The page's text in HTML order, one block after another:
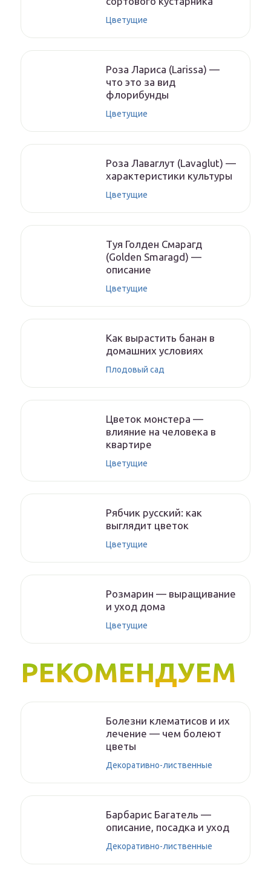
Цветущие
Роза Лариса (Larissa) —
что это за вид
флорибунды
Цветущие
Роза Лаваглут (Lavaglut) —
характеристики культуры
Цветущие
Туя Голден Смарагд
(Golden Smaragd) —
описание
Цветущие
Как вырастить банан в
домашних условиях
Плодовый сад
Цветок монстера —
влияние на человека в
квартире
Цветущие
Рябчик русский: как
выглядит цветок
Цветущие
Розмарин — выращивание
и уход дома
Цветущие
РЕКОМЕНДУЕМ
Болезни клематисов и их
лечение — чем болеют
цветы
Декоративно-лиственные
Барбарис Багатель —
описание, посадка и уход
Декоративно-лиственные